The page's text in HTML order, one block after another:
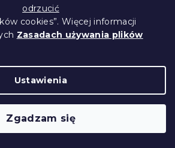
odrzucić
cookies”. Więcej informacji
Zasadach używania plików
Ustawienia
Zgadzam się
SOMMERA 18 cm
160 x 200 cm
Szczegóły